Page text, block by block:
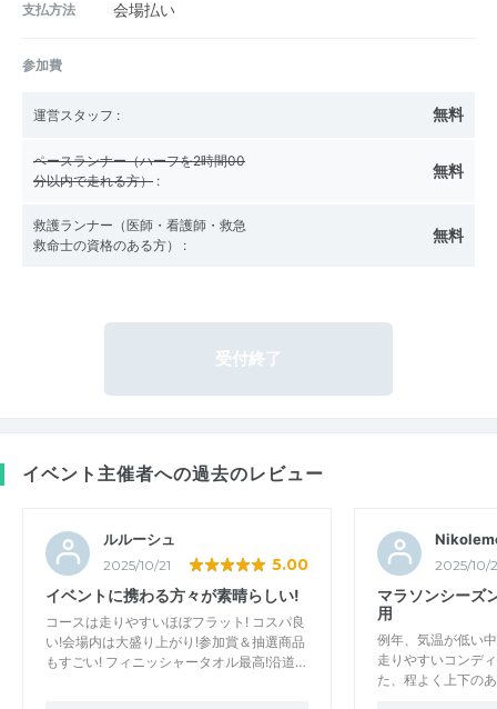
支払方法 会場払い
参加費
運営スタッフ : 無料
ペースランナー（ハーフを2時間00
分以内で走れる方） : 無料
救護ランナー（医師・看護師・救急
救命士の資格のある方） : 無料
受付終了
イベント主催者への過去のレビュー
ルルーシュ
2025/10/21 5.00
イベントに携わる方々が素晴らしい!
コースは走りやすいほぼフラット! コスパ良
い!会場内は大盛り上がり!参加賞＆抽選商品
もすごい! フィニッシャータオル最高!沿道…
2025/10/
マラソンシーズ
用
例年、気温が低い
走りやすいコンデ
た、程よく上下の